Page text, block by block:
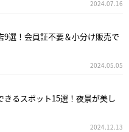
2024.07.16
9選！会員証不要＆小分け販売で
2024.05.05
きるスポット15選！夜景が美し
2024.12.13